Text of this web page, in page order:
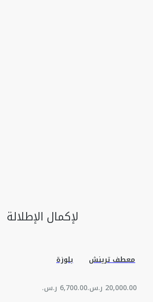
لإكمال الإطلالة
معطف ترينش بلوزة